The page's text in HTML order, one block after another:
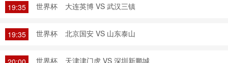
19:35 世界杯 大连英博 VS 武汉三镇
19:35 世界杯 北京国安 VS 山东泰山
世界杯 天津津门虎 VS 深圳新鹏城